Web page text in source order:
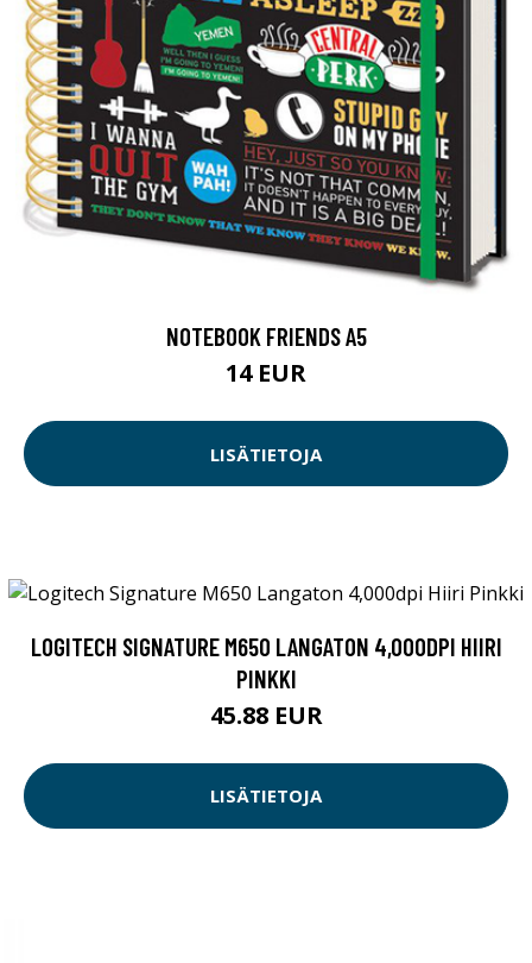
NOTEBOOK FRIENDS A5
14 EUR
LISÄTIETOJA
LOGITECH SIGNATURE M650 LANGATON 4,000DPI HIIRI
PINKKI
45.88 EUR
LISÄTIETOJA